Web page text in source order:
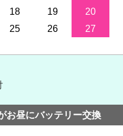
18 19 20
25 26 27
お昼にバッテリー交換